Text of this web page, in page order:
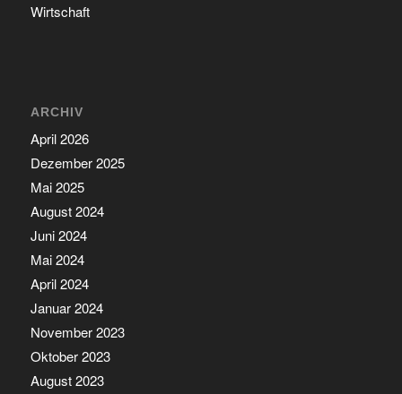
Wirtschaft
ARCHIV
April 2026
Dezember 2025
Mai 2025
August 2024
Juni 2024
Mai 2024
April 2024
Januar 2024
November 2023
Oktober 2023
August 2023